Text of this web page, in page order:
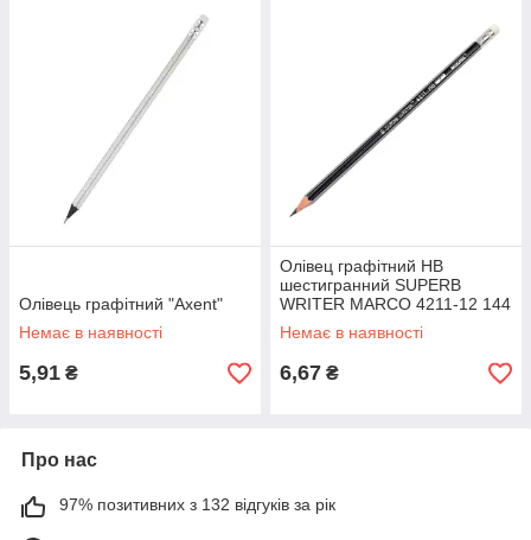
Олівець графітний "Axent"
Немає в наявності
5,91 ₴
Олівец графітний НВ
шестигранний SUPERB
WRITER MARCO 4211-12 144
HB
Немає в наявності
6,67 ₴
Про нас
97% позитивних з 132 відгуків за рік